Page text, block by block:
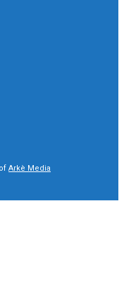
Arkè Media